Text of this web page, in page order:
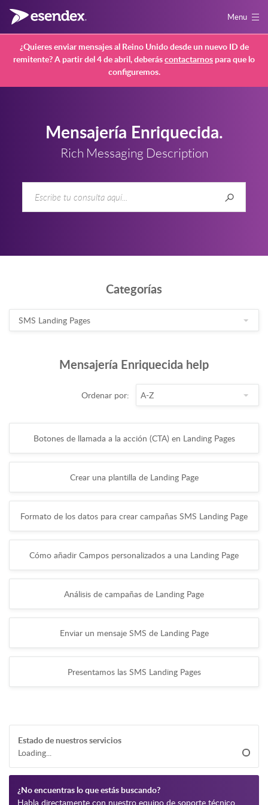
Menu
¿Quieres enviar mensajes al Reino Unido desde un nuevo ID de
remitente? A partir del 4 de abril, deberáscontactarnospara que lo
configuremos.
Mensajería Enriquecida.
Rich Messaging Description
Categorías
Mensajería Enriquecida help
Ordenar por:
Botones de llamada a la acción (CTA) en Landing Pages
Crear una plantilla de Landing Page
Formato de los datos para crear campañas SMS Landing Page
Cómo añadir Campos personalizados a una Landing Page
Análisis de campañas de Landing Page
Enviar un mensaje SMS de Landing Page
Presentamos las SMS Landing Pages
Estado de nuestros servicios
Loading...
¿No encuentras lo que estás buscando?
Habla directamente con nuestro equipo de soporte técnico.